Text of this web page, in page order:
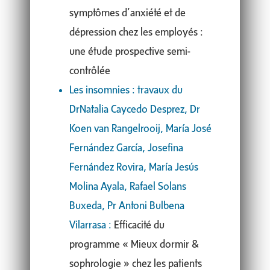
symptômes d’anxiété et de
dépression chez les employés :
une étude prospective semi-
contrôlée
Les insomnies : travaux du
DrNatalia Caycedo Desprez, Dr
Koen van Rangelrooij, María José
Fernández García, Josefina
Fernández Rovira, María Jesús
Molina Ayala, Rafael Solans
Buxeda, Pr Antoni Bulbena
Vilarrasa : Efficacité du
programme « Mieux dormir &
sophrologie » chez les patients